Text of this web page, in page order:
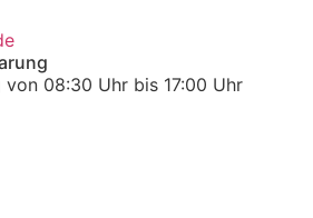
08:30 Uhr bis 17:00 Uhr